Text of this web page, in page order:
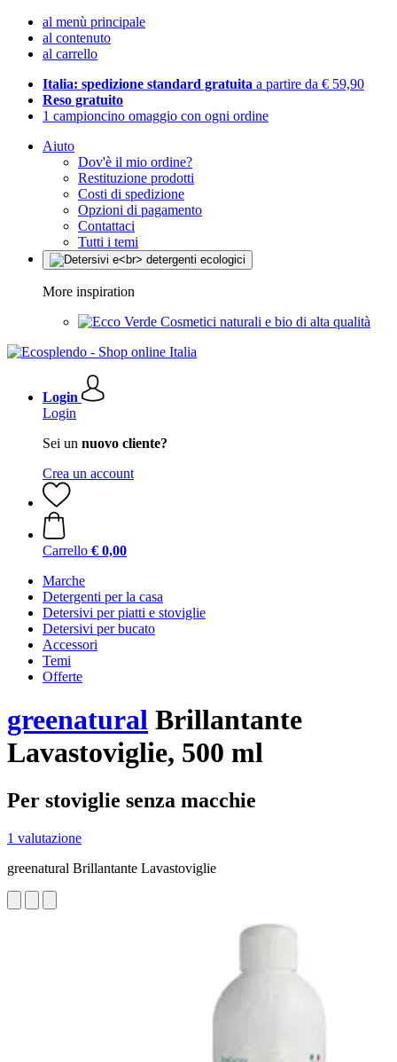
al menù principale
al contenuto
al carrello
Italia: spedizione standard gratuita a partire da € 59,90
Reso gratuito
1 campioncino omaggio con ogni ordine
Aiuto
Dov'è il mio ordine?
Restituzione prodotti
Costi di spedizione
Opzioni di pagamento
Contattaci
Tutti i temi
More inspiration
Cosmetici naturali e bio di alta qualità
Login
Login
Sei un nuovo cliente?
Crea un account
Carrello € 0,00
Marche
Detergenti per la casa
Detersivi per piatti e stoviglie
Detersivi per bucato
Accessori
Temi
Offerte
greenatural Brillantante
Lavastoviglie, 500 ml
Per stoviglie senza macchie
1 valutazione
greenatural Brillantante Lavastoviglie